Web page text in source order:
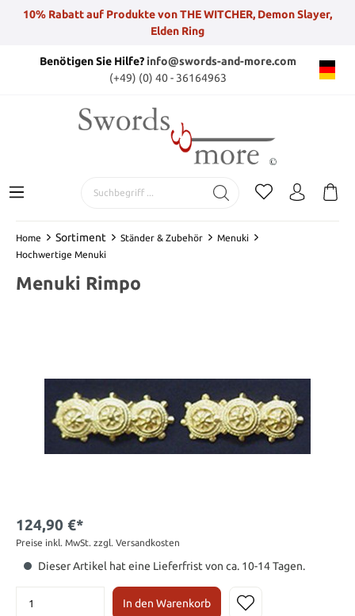
10% Rabatt auf Produkte von THE WITCHER, Demon Slayer,
Elden Ring
Benötigen Sie Hilfe?info@swords-and-more.com
(+49) (0) 40 - 36164963
Home Sortiment Ständer & Zubehör
Menuki
Hochwertige Menuki
Menuki Rimpo
124,90 €*
Preise inkl. MwSt. zzgl. Versandkosten
Dieser Artikel hat eine Lieferfrist von ca. 10-14 Tagen.
In den Warenkorb